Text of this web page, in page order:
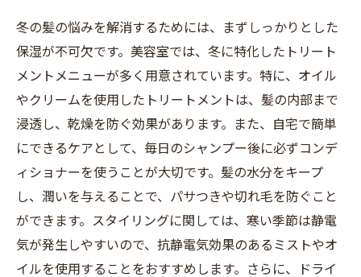
冬の髪の悩みを解消するためには、まずしっかりとした
保湿が不可欠です。美容室では、冬に特化したトリート
メントメニューが多く用意されています。特に、オイル
やクリームを使用したトリートメントは、髪の内部まで
浸透し、乾燥を防ぐ効果があります。また、自宅で簡単
にできるケアとして、毎日のシャンプー後に必ずコンデ
ィショナーを使うことが大切です。髪の水分をキープ
し、潤いを与えることで、パサつきや切れ毛を防ぐこと
ができます。スタイリングに関しては、寒い季節は静電
気が発生しやすいので、抗静電気効果のあるミストやオ
イルを使用することをおすすめします。さらに、ドライ